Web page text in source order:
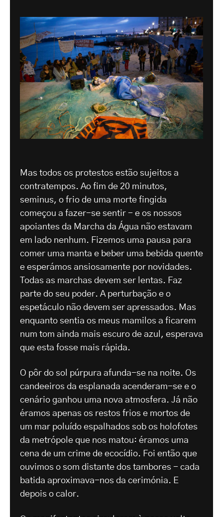
Mas todos os protestos estão sujeitos a
contratempos. Ao fim de 20 minutos,
seminus, o frio de uma morte fingida
começou a fazer-se sentir - e os nossos
apoiantes da Marcha da Água não estavam
em lado nenhum. Fizemos uma pausa para
comer uma manta e beber uma bebida quente
e esperámos ansiosamente por novidades.
Todas as marchas devem ser lentas. Faz
parte do seu poder. A perturbação e o
espetáculo não devem ser apressados. Mas
enquanto sentia os meus mamilos a ficarem
num tom ainda mais escuro de azul, esperava
que esta fosse mais rápida.
O pôr do sol púrpura afunda-se na noite. Os
candeeiros da esplanada acenderam-se e o
cenário ganhou uma nova atmosfera. Já não
éramos apenas os restos frios e mortos de
um mar poluído espalhados sob os holofotes
da metrópole que nos matou: éramos uma
cena de um crime de ecocídio. Foi então que
ouvimos o som distante dos tambores - cada
batida aproximava-nos da cerimónia. E
depois o calor.